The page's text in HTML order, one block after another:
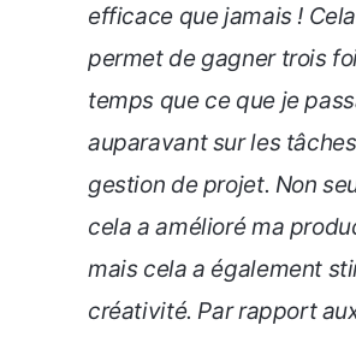
efficace que jamais !
permet de gagner trois
temps que ce que je
auparavant sur les
gestion de projet. Non
cela a amélioré ma
mais cela a également
créativité. Par rapport